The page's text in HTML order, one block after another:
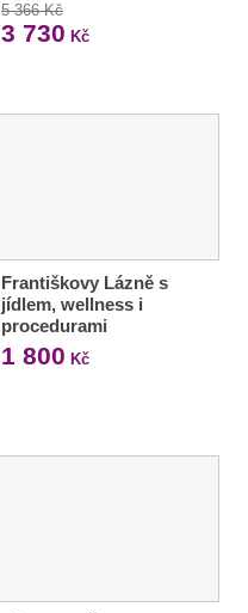
5 366 Kč
3 730 Kč
Františkovy Lázně s
jídlem, wellness i
procedurami
1 800 Kč